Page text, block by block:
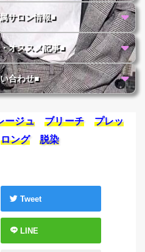
サロン情報■
オススメ記事■
合わせ■
ージュ ブリーチ
プレッ
ロング 脱染
Tweet
LINE